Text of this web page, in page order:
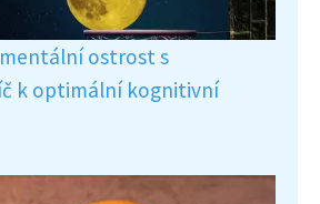
ostrost s
k optimální kognitivní